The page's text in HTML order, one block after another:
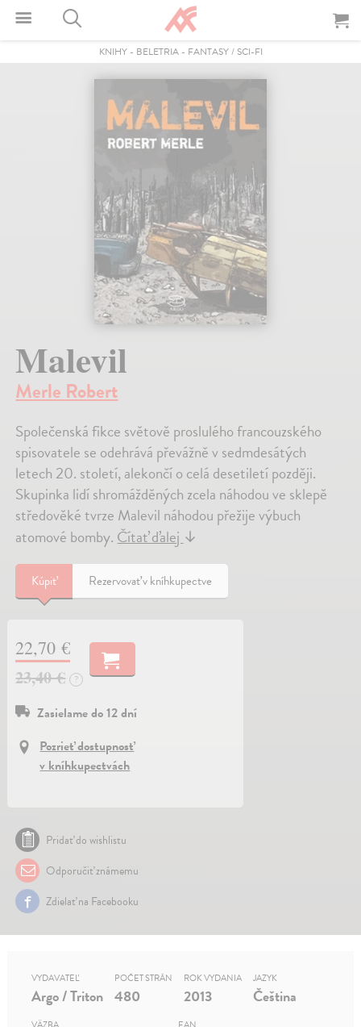
KNIHY- BELETRIA- FANTASY / SCI-FI
Malevil
Merle Robert
Společenská fikce světově proslulého francouzského
spisovatele se odehrává převážně v sedmdesátých
letech 20. století, alekončí o celá desetiletí později.
Skupinka lidí shromážděných zcela náhodou ve sklepě
středověké tvrze Malevil náhodou přežije výbuch
atomové bomby. Čítať ďalej ↓
Kúpiť Rezervovať v kníhkupectve
22,70 €
23,40 €
?
Zasielame do 12 dní
Pozrieť dostupnosť
v kníhkupectvách
Pridať do wishlistu
Odporučiť známemu
Zdielať na Facebooku
VYDAVATEĽ
Argo / Triton
POČET STRÁN
480
ROK VYDANIA
2013
JAZYK
Čeština